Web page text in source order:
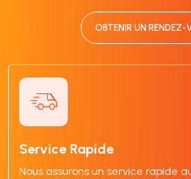
OBTENIR UN RENDEZ-
Service Rapide
Nous assurons un service rapide